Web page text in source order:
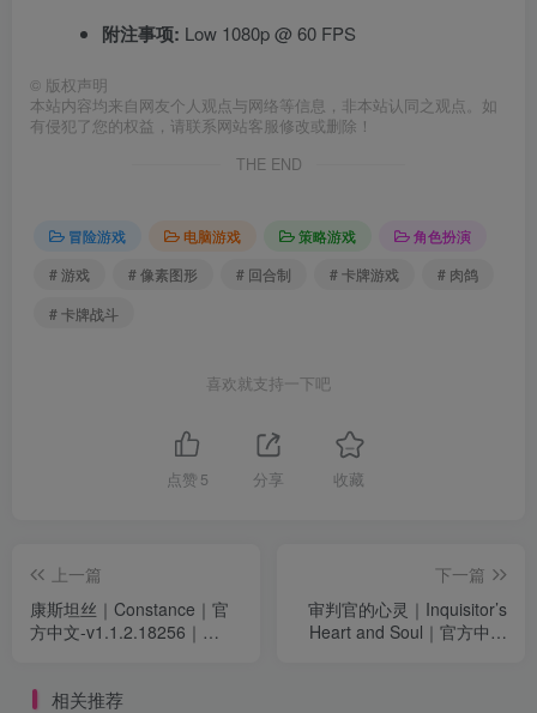
附注事项: Low 1080p @ 60 FPS
© 版权声明
本站内容均来自网友个人观点与网络等信息，非本站认同之观点。如
有侵犯了您的权益，请联系网站客服修改或删除！
THE END
冒险游戏 电脑游戏 策略游戏
角色扮演
# 游戏
# 像素图形 # 回合制 # 卡牌游戏
# 肉鸽
# 卡牌战斗
喜欢就支持一下吧
点赞 5 分享 收藏
上一篇
康斯坦丝｜Constance｜官
方中文-v1.1.2.18256｜
下一篇
审判官的心灵｜Inquisitor’s
Heart and Soul｜官方中文
相关推荐